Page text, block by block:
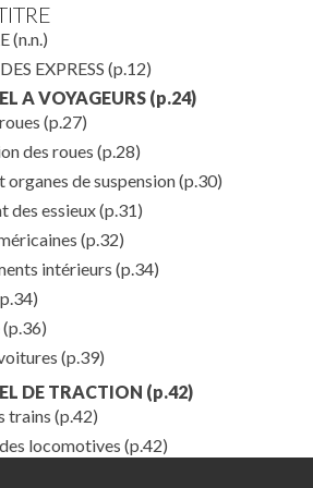
(n.n.)
EXPRESS (p.12)
A VOYAGEURS (p.24)
(p.27)
des roues (p.28)
organes de suspension(p.30)
des essieux(p.31)
(p.32)
intérieurs (p.34)
(p.36)
(p.39)
DE TRACTION (p.42)
trains (p.42)
locomotives (p.42)